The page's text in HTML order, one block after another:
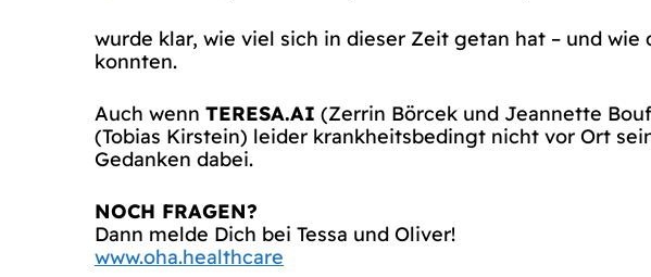
wurde klar, wie viel sich in dieser Zeit getan hat – und wie
konnten.
Auch wenn TERESA.AI (Zerrin Börcek und Jeannette
(Tobias Kirstein) leider krankheitsbedingt nicht vor Ort
Gedanken dabei.
NOCH FRAGEN?
Dann melde Dich bei Tessa und Oliver!
www.oha.healthcare